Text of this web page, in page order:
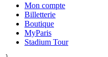
Mon compte
Billetterie
Boutique
MyParis
Stadium Tour